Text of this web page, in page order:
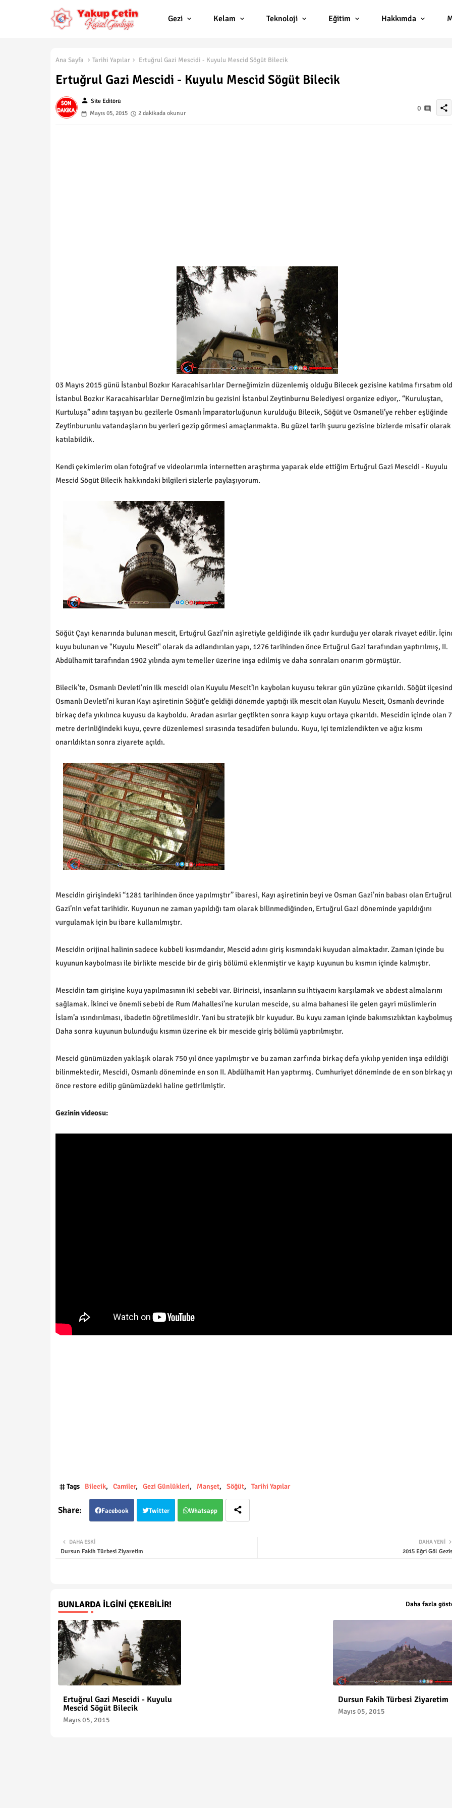
Gezi Kelam Teknoloji Eğitim Hakkımda
Ana Sayfa Tarihi Yapılar Ertuğrul Gazi Mescidi - Kuyulu Mescid Sögüt Bilecik
Ertuğrul Gazi Mescidi - Kuyulu Mescid Sögüt Bilecik
person Site Editörü
Mayıs 05, 2015
2 dakikada okunur
0 share
03 Mayıs 2015 günü İstanbul Bozkır Karacahisarlılar Derneğimizin düzenlemiş olduğu Bilecek gezisine katılma fırsatım
İstanbul Bozkır Karacahisarlılar Derneğimizin bu gezisini İstanbul Zeytinburnu Belediyesi organize ediyor,. “Kuruluştan,
Kurtuluşa” adını taşıyan bu gezilerle Osmanlı İmparatorluğunun kurulduğu Bilecik, Söğüt ve Osmaneli’ye rehber eşliğinde
Zeytinburunlu vatandaşların bu yerleri gezip görmesi amaçlanmakta. Bu güzel tarih şuuru gezisine bizlerde misafir olarak
katılabildik.
Kendi çekimlerim olan fotoğraf ve videolarımla internetten araştırma yaparak elde ettiğim Ertuğrul Gazi Mescidi - Kuyulu
Mescid Sögüt Bilecik hakkındaki bilgileri sizlerle paylaşıyorum.
Söğüt Çayı kenarında bulunan mescit, Ertuğrul Gazi'nin aşiretiyle geldiğinde ilk çadır kurduğu yer olarak rivayet edilir.
kuyu bulunan ve "Kuyulu Mescit" olarak da adlandırılan yapı, 1276 tarihinden önce Ertuğrul Gazi tarafından yaptırılmış, II.
Abdülhamit tarafından 1902 yılında aynı temeller üzerine inşa edilmiş ve daha sonraları onarım görmüştür.
Bilecik’te, Osmanlı Devleti’nin ilk mescidi olan Kuyulu Mescit’in kaybolan kuyusu tekrar gün yüzüne çıkarıldı. Söğüt
Osmanlı Devleti’ni kuran Kayı aşiretinin Söğüt’e geldiği dönemde yaptığı ilk mescit olan Kuyulu Mescit, Osmanlı devrinde
birkaç defa yıkılınca kuyusu da kayboldu. Aradan asırlar geçtikten sonra kayıp kuyu ortaya çıkarıldı. Mescidin içinde olan 7
metre derinliğindeki kuyu, çevre düzenlemesi sırasında tesadüfen bulundu. Kuyu, içi temizlendikten ve ağız kısmı
onarıldıktan sonra ziyarete açıldı.
Mescidin girişindeki “1281 tarihinden önce yapılmıştır” ibaresi, Kayı aşiretinin beyi ve Osman Gazi’nin babası olan Ertuğrul
Gazi’nin vefat tarihidir. Kuyunun ne zaman yapıldığı tam olarak bilinmediğinden, Ertuğrul Gazi döneminde yapıldığını
vurgulamak için bu ibare kullanılmıştır.
Mescidin orijinal halinin sadece kubbeli kısımdandır, Mescid adını giriş kısmındaki kuyudan almaktadır. Zaman içinde bu
kuyunun kaybolması ile birlikte mescide bir de giriş bölümü eklenmiştir ve kayıp kuyunun bu kısmın içinde kalmıştır.
Mescidin tam girişine kuyu yapılmasının iki sebebi var. Birincisi, insanların su ihtiyacını karşılamak ve abdest almalarını
sağlamak. İkinci ve önemli sebebi de Rum Mahallesi’ne kurulan mescide, su alma bahanesi ile gelen gayri müslimlerin
İslam’a ısındırılması, ibadetin öğretilmesidir. Yani bu stratejik bir kuyudur. Bu kuyu zaman içinde bakımsızlıktan
Daha sonra kuyunun bulunduğu kısmın üzerine ek bir mescide giriş bölümü yaptırılmıştır.
Mescid günümüzden yaklaşık olarak 750 yıl önce yapılmıştır ve bu zaman zarfında birkaç defa yıkılıp yeniden inşa edildiği
bilinmektedir, Mescidi, Osmanlı döneminde en son II. Abdülhamit Han yaptırmış. Cumhuriyet döneminde de en son birkaç
önce restore edilip günümüzdeki haline getirilmiştir.
Gezinin videosu:
Tags Bilecik Camiler Gezi Günlükleri Manşet Söğüt Tarihi Yapılar
Facebook Twitter Whatsapp
DAHA YENI
2015 Eğri Göl
DAHA ESKI
Dursun Fakih Türbesi Ziyaretim
BUNLARDA İLGINI ÇEKEBILIR! Daha fazla
Ertuğrul Gazi Mescidi - Kuyulu
Mescid Sögüt Bilecik
Mayıs 05, 2015
Dursun Fakih Türbesi Ziyaretim
Mayıs 05, 2015